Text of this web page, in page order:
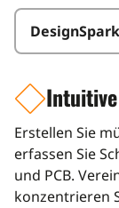
Erstellen Sie
erfassen Sie
und PCB.
konzentrieren